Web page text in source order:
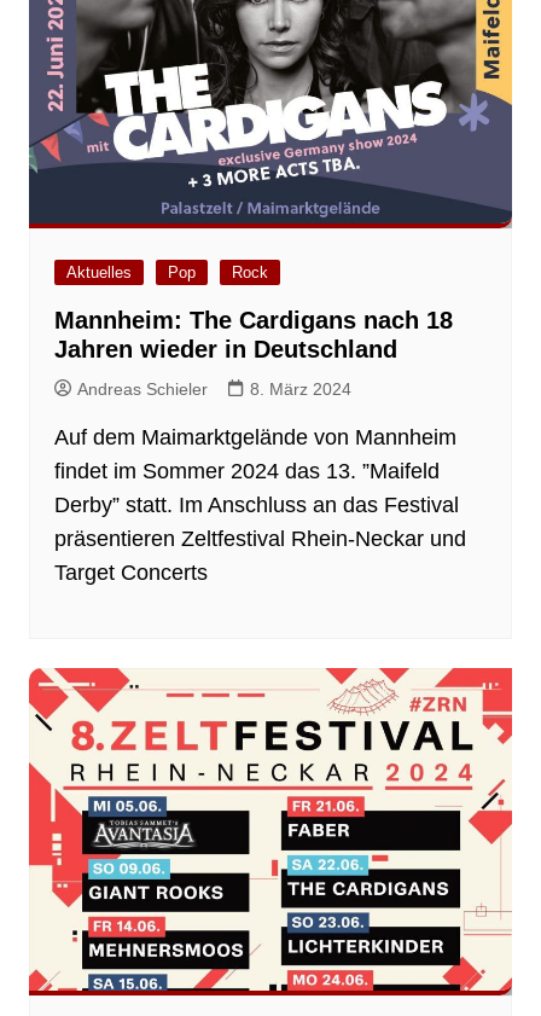
Aktuelles Pop Rock
Mannheim: The Cardigans nach 18
Jahren wieder in Deutschland
Andreas Schieler 8. März 2024
Auf dem Maimarktgelände von Mannheim
findet im Sommer 2024 das 13. ”Maifeld
Derby” statt. Im Anschluss an das Festival
präsentieren Zeltfestival Rhein-Neckar und
Target Concerts